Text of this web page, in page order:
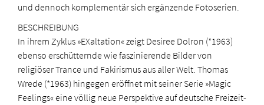
und dennoch komplementär sich ergänzende Fotoserien.
BESCHREIBUNG
In ihrem Zyklus »EXaltation« zeigt Desiree Dolron (*1963)
ebenso erschütternde wie faszinierende Bilder von
religiöser Trance und Fakirismus aus aller Welt. Thomas
Wrede (*1963) hingegen eröffnet mit seiner Serie »Magic
Feelings« eine völlig neue Perspektive auf deutsche Freizeit-